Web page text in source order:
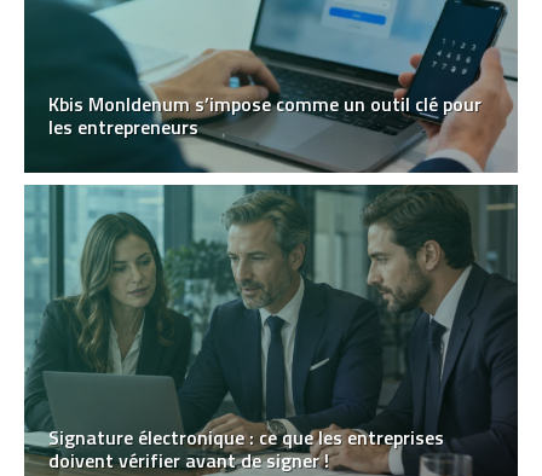
Kbis MonIdenum s’impose comme un outil clé pour
les entrepreneurs
Signature électronique : ce que les entreprises
doivent vérifier avant de signer !